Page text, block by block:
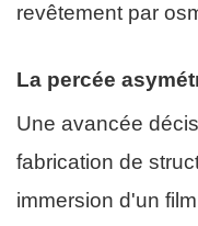
revêtement par
La percée
Une avancée
fabrication de
immersion d'un